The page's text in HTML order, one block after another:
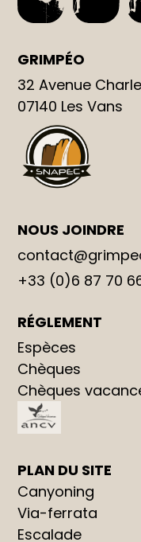
GRIMPÉO
32 Avenue
07140 Les Vans
NOUS JOINDRE
+33 (0)6 87 70
RÉGLEMENT
Espèces
Chèques
Chèques
PLAN DU SITE
Canyoning
Via-ferrata
Escalade